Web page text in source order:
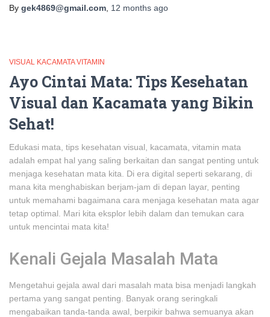
By gek4869@gmail.com 12 months ago
VISUAL KACAMATA VITAMIN
Ayo Cintai Mata: Tips Kesehatan
Visual dan Kacamata yang Bikin
Sehat!
Edukasi mata, tips kesehatan visual, kacamata, vitamin mata
adalah empat hal yang saling berkaitan dan sangat penting untuk
menjaga kesehatan mata kita. Di era digital seperti sekarang, di
mana kita menghabiskan berjam-jam di depan layar, penting
untuk memahami bagaimana cara menjaga kesehatan mata agar
tetap optimal. Mari kita eksplor lebih dalam dan temukan cara
untuk mencintai mata kita!
Kenali Gejala Masalah Mata
Mengetahui gejala awal dari masalah mata bisa menjadi langkah
pertama yang sangat penting. Banyak orang seringkali
mengabaikan tanda-tanda awal, berpikir bahwa semuanya akan